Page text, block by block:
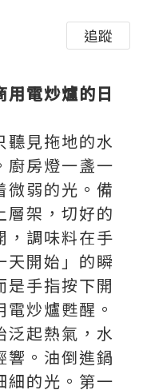
追蹤
電炒爐的日
聽見拖地的水
廚房燈一盞一
微弱的光。備
層架，切好的
，調味料在手
天開始」的瞬
是手指按下開
炒爐甦醒。
泛起熱氣，水
響。油倒進鍋
細的光。第一